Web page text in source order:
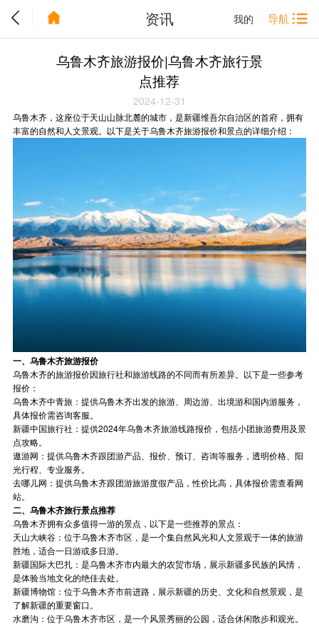
我的 导航
资讯
乌鲁木齐旅游报价|乌鲁木齐旅行景
点推荐
2024-12-31
乌鲁木齐，这座位于天山山脉北麓的城市，是新疆维吾尔自治区的首府，拥有
丰富的自然和人文景观。以下是关于乌鲁木齐旅游报价和景点的详细介绍：
一、乌鲁木齐旅游报价
乌鲁木齐的旅游报价因旅行社和旅游线路的不同而有所差异。以下是一些参考
报价：
乌鲁木齐中青旅：提供乌鲁木齐出发的旅游、周边游、出境游和国内游服务，
具体报价需咨询客服。
新疆中国旅行社：提供2024年乌鲁木齐旅游线路报价，包括小团旅游费用及景
点攻略。
遨游网：提供乌鲁木齐跟团游产品、报价、预订、咨询等服务，透明价格、阳
光行程、专业服务。
去哪儿网：提供乌鲁木齐跟团游旅游度假产品，性价比高，具体报价需查看网
站。
二、乌鲁木齐旅行景点推荐
乌鲁木齐拥有众多值得一游的景点，以下是一些推荐的景点：
天山大峡谷：位于乌鲁木齐市区，是一个集自然风光和人文景观于一体的旅游
胜地，适合一日游或多日游。
新疆国际大巴扎：是乌鲁木齐市内最大的农贸市场，展示新疆多民族的风情，
是体验当地文化的绝佳去处。
新疆博物馆：位于乌鲁木齐市前进路，展示新疆的历史、文化和自然景观，是
了解新疆的重要窗口。
水磨沟：位于乌鲁木齐市区，是一个风景秀丽的公园，适合休闲散步和观光。